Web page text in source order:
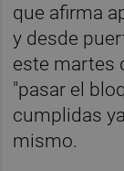
que afirma
y desde
este martes
"pasar el
cumplidas
mismo.